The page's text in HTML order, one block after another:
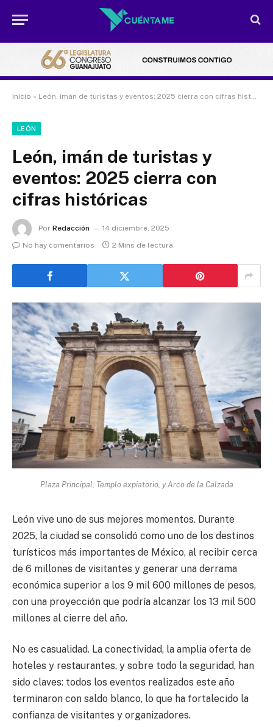
Inicio » León, imán de turistas y eventos: 2025 cierra con cifras históricas
LEÓN
León, imán de turistas y
eventos: 2025 cierra con
cifras históricas
Por Redacción
14 diciembre, 2025
No hay comentarios
2 Mins de lectura
Plaza Principal, Templo expiatorio, y Arco de la Calzada
León vive uno de sus mejores momentos. Durante
2025, la ciudad se consolidó como uno de los destinos
turísticos más importantes de México, al recibir cerca
de 6 millones de visitantes y generar una derrama
económica superior a los 9 mil 600 millones de pesos,
con una proyección que podría alcanzar los 13 mil 500
millones al cierre del año.
No es casualidad. La conectividad, la amplia oferta de
hoteles y restaurantes, y sobre todo la seguridad, han
sido claves: todos los eventos realizados este año
terminaron con saldo blanco, lo que ha fortalecido la
confianza de visitantes y organizadores.